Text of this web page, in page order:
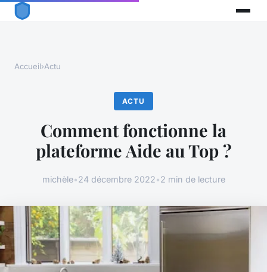
Accueil›Actu
ACTU
Comment fonctionne la
plateforme Aide au Top ?
michèle•24 décembre 2022•2 min de lecture